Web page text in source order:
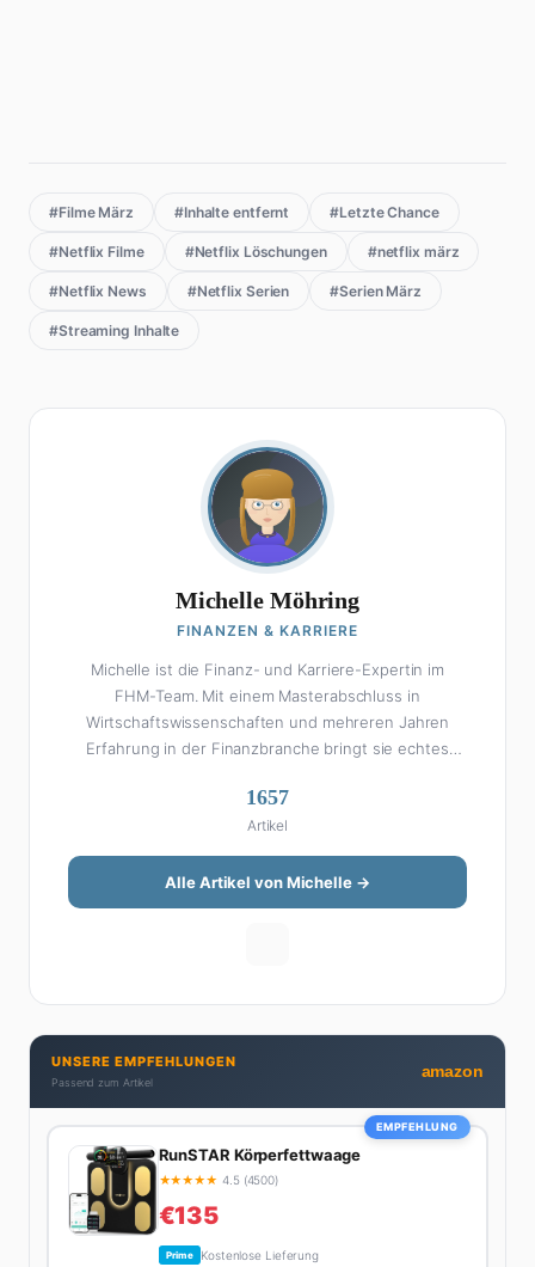
#Filme März #Inhalte entfernt #Letzte Chance
#Netflix Filme #Netflix Löschungen #netflix märz
#Netflix News #Netflix Serien #Serien März
#Streaming Inhalte
Michelle Möhring
FINANZEN & KARRIERE
Michelle ist die Finanz- und Karriere-Expertin im
FHM-Team. Mit einem Masterabschluss in
Wirtschaftswissenschaften und mehreren Jahren
Erfahrung in der Finanzbranche bringt sie echtes
Michelle klingt Altersvorsorge nicht wie eine
Steuererklärung. Ihre Stärke liegt darin, komplexe
Finanzthemen so aufzubereiten, dass sie jeder
versteht – ohne Fachchinesisch, dafür mit konkreten
Tipps zum Umsetzen. Von ETF-Strategien über
Privatleben unter einen Hut bekommt. Privat ist sie
bekennende Kaffee-Süchtige (3+ Tassen am Tag,
Minimum), Podcast-Hörerin und verbringt ihre
Wochenenden am liebsten in der Natur oder auf dem
1657
Artikel
Alle Artikel von Michelle →
UNSERE EMPFEHLUNGEN
Passend zum Artikel
amazon
EMPFEHLUNG
RunSTAR Körperfettwaage
★★★★★ 4.5 (4500)
€135
Prime Kostenlose Lieferung